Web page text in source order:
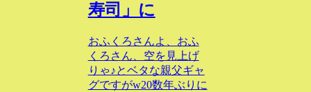
寿司」に
おふくろさんよ、おふ
くろさん、空を見上げ
りゃ♪とベタな親父ギャ
グですがw20数年ぶりに